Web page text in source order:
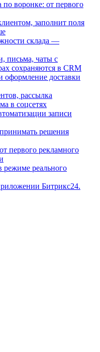
по воронке: от первого
заполнит поля
склада —
письма, чаты с
сохраняются в CRM
оформление доставки
рассылка
в соцсетях
записи
решения
первого рекламного
реального
Битрикс24.